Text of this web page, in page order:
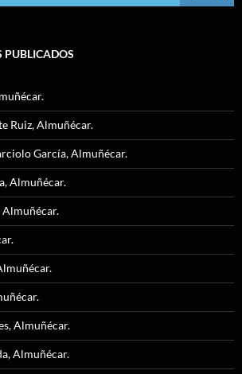
PUBLICADOS
Ruiz, Almuñécar.
García, Almuñécar.
Almuñécar.
Almuñécar.
Almuñécar.
Almuñécar.